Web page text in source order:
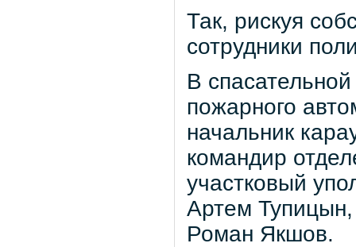
Так, рискуя
сотрудники
В
пожарного
начальник
командир
участковый
Артем
Роман Якшов.